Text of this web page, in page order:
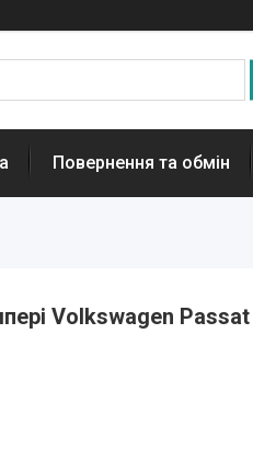
Повернення та обмін
Volkswagen